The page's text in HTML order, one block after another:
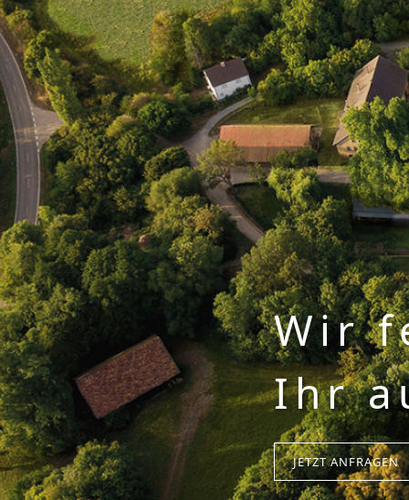
Wir
Ihr
JETZT ANFRAGEN